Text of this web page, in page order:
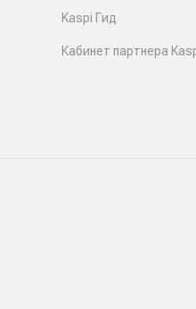
Kaspi Гид
Кабинет партнера